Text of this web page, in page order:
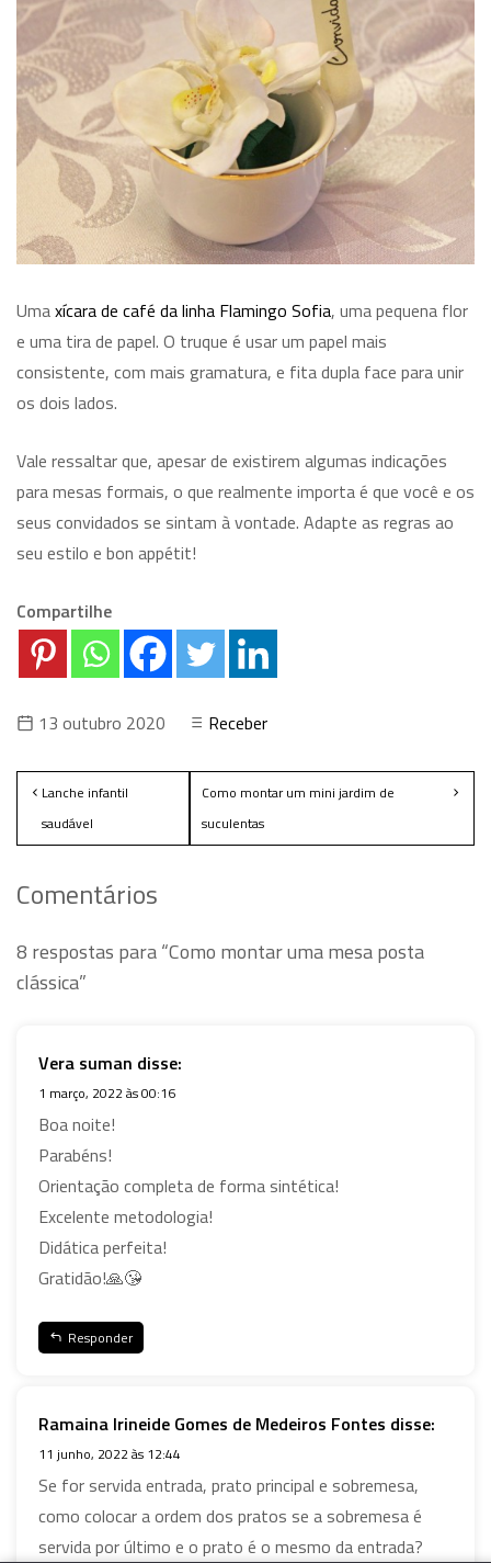
Umaxícara de café da linha Flamingo Sofia, uma pequena flor
e uma tira de papel. O truque é usar um papel mais
consistente, com mais gramatura, e fita dupla face para unir
os dois lados.
Vale ressaltar que, apesar de existirem algumas indicações
para mesas formais, o que realmente importa é que você e os
seus convidados se sintam à vontade. Adapte as regras ao
seu estilo e bon appétit!
Compartilhe
13 outubro 2020 Receber
Lanche infantil
saudável
Como montar um mini jardim de
suculentas
Comentários
8 respostas para “Como montar uma mesa posta
clássica”
Vera suman disse:
1 março, 2022 às 00:16
Boa noite!
Parabéns!
Orientação completa de forma sintética!
Excelente metodologia!
Didática perfeita!
Gratidão!🙏😘
Responder
Ramaina Irineide Gomes de Medeiros Fontes disse:
11 junho, 2022 às 12:44
Se for servida entrada, prato principal e sobremesa,
como colocar a ordem dos pratos se a sobremesa é
servida por último e o prato é o mesmo da entrada?